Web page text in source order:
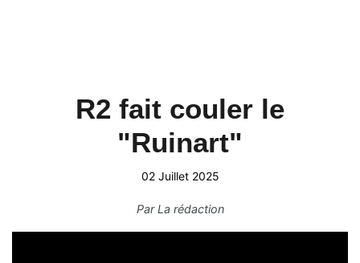
R2 fait couler le
"Ruinart"
02 Juillet 2025
ParLa rédaction